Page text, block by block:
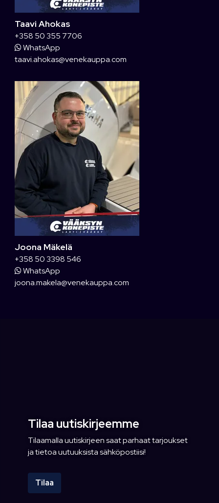
Taavi Ahokas
+358 50 355 7706
WhatsApp
taavi.ahokas@venekauppa.com
Joona Mäkelä
+358 50 3398 546
WhatsApp
joona.makela@venekauppa.com
Tilaa uutiskirjeemme
Tilaamalla uutiskirjeen saat parhaat tarjoukset
ja tietoa uutuuksista sähköpostiisi!
Tilaa